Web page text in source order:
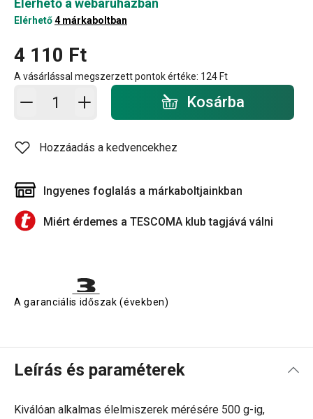
Elérhető a webáruházban
Elérhető4 márkaboltban
4 110 Ft
A vásárlással megszerzett pontok értéke: 124 Ft
Kosárba - mennyiség Kosárba
Hozzáadás a kedvencekhez
Ingyenes foglalás a márkaboltjainkban
Miért érdemes a TESCOMA klub tagjává válni
A garanciális időszak (években)
Leírás és paraméterek
Kiválóan alkalmas élelmiszerek mérésére 500 g-ig,